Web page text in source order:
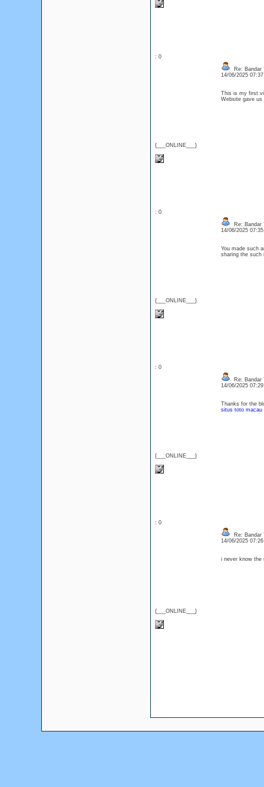
: 0
{___ONLINE___}
Re: Bandar
14/06/2025
This is my first
Website gave
: 0
{___ONLINE___}
Re: Bandar
14/06/2025
You made such
sharing the
: 0
{___ONLINE___}
Re: Bandar
14/06/2025
Thanks for the
situs toto macau
: 0
{___ONLINE___}
Re: Bandar
14/06/2025
i never know